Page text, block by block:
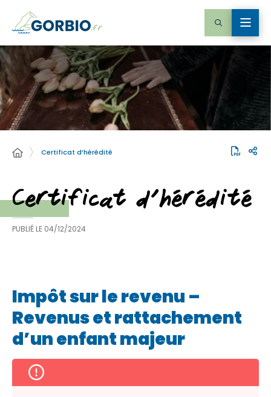
Certificat d’hérédité
Certificat d’hérédité
PUBLIÉ LE 04/12/2024
Impôt sur le revenu –
Revenus et rattachement
d’un enfant majeur